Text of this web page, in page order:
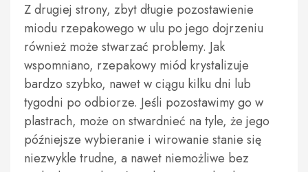
Z drugiej strony, zbyt długie pozostawienie
miodu rzepakowego w ulu po jego dojrzeniu
również może stwarzać problemy. Jak
wspomniano, rzepakowy miód krystalizuje
bardzo szybko, nawet w ciągu kilku dni lub
tygodni po odbiorze. Jeśli pozostawimy go w
plastrach, może on stwardnieć na tyle, że jego
późniejsze wybieranie i wirowanie stanie się
niezwykle trudne, a nawet niemożliwe bez